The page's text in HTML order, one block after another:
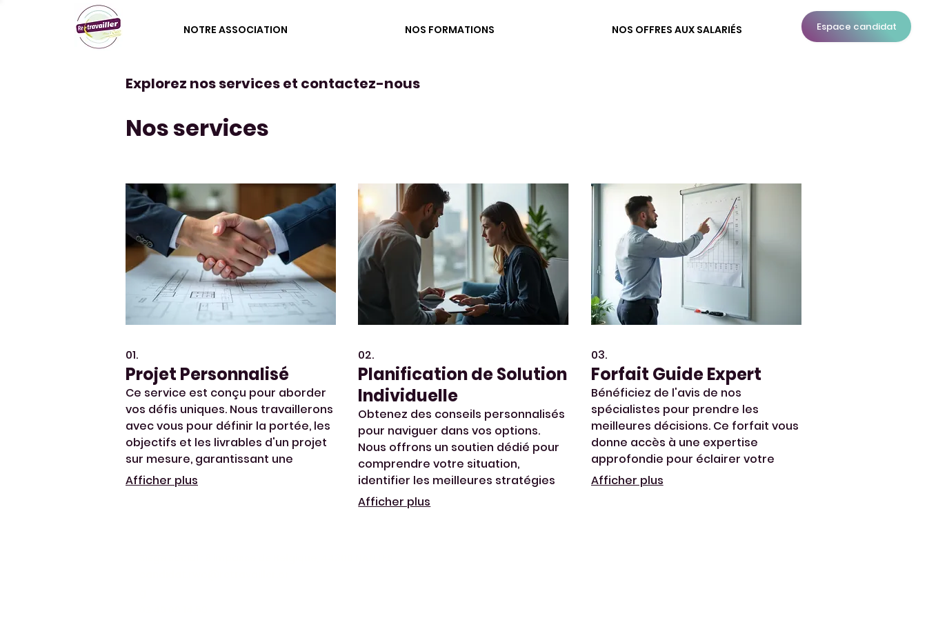
NOTRE ASSOCIATION NOS FORMATIONS NOS OFFRES AUX SALARIÉS Espace candidat
Explorez nos services et contactez-nous
Nos services
01.
Projet Personnalisé
Ce service est conçu pour aborder
vos défis uniques. Nous travaillerons
avec vous pour définir la portée, les
objectifs et les livrables d'un projet
sur mesure, garantissant une
solution parfaitement adaptée à
vos besoins spécifiques.
Afficher plus
02.
Planification de Solution
Individuelle
Obtenez des conseils personnalisés
pour naviguer dans vos options.
Nous offrons un soutien dédié pour
comprendre votre situation,
identifier les meilleures stratégies
et définir un plan d'action clair pour
atteindre vos objectifs.
Afficher plus
03.
Forfait Guide Expert
Bénéficiez de l'avis de nos
spécialistes pour prendre les
meilleures décisions. Ce forfait vous
donne accès à une expertise
approfondie pour éclairer votre
parcours et vous aider à surmonter
les obstacles avec confiance.
Afficher plus